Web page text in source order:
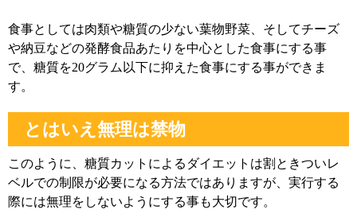
食事としては肉類や糖質の少ない葉物野菜、そしてチーズ
や納豆などの発酵食品あたりを中心とした食事にする事
で、糖質を20グラム以下に抑えた食事にする事ができま
す。
とはいえ無理は禁物
このように、糖質カットによるダイエットは割ときついレ
ベルでの制限が必要になる方法ではありますが、実行する
際には無理をしないようにする事も大切です。